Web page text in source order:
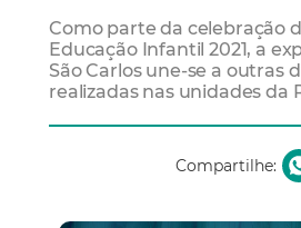
Como parte da celebração
Educação Infantil 2021, a
São Carlos une-se a outras
realizadas nas unidades da
Compartilhe: